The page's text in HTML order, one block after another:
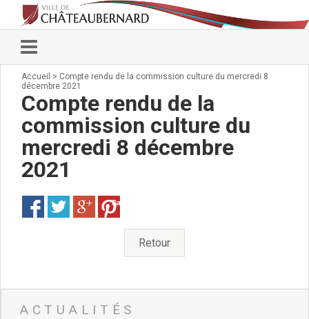
Vie municipale
Conseillers municipaux
Commissions 2026
Prendre rendez-vous
Arrêtés du Maire
Services municipaux
Organigramme
Pour venir nous voir
État civil/élections/formalités
Services Techniques
Affaires Scolaires
Vie associative
Accueil > Compte rendu de la commission culture du mercredi 8
décembre 2021
Compte rendu de la
commission culture du
mercredi 8 décembre
2021
Save
Retour
ACTUALITÉS